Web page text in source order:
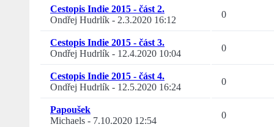
Cestopis Indie 2015 - část 2.
Ondřej Hudrlík - 2.3.2020 16:12
0
Cestopis Indie 2015 - část 3.
Ondřej Hudrlík - 12.4.2020 10:04
0
Cestopis Indie 2015 - část 4.
Ondřej Hudrlík - 12.5.2020 16:24
0
Papoušek
Michaels - 7.10.2020 12:54
0